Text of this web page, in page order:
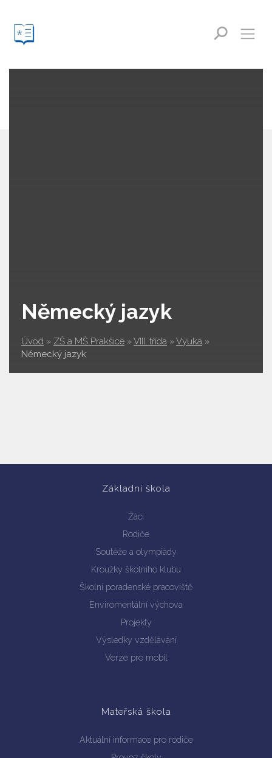
Vyhledávání na webu
Německý jazyk
Úvod » ZŠ a MŠ Prakšice »VIII. třída »Výuka »
Německý jazyk
Základní škola
Žáci
Rodiče
Soutěže a olympiády
Kroužky školního klubu
Školní poradenské pracoviště
Enviromentální výchova
Projekty
Výsledky vzdělávání
Verze pro mobil
Mateřská škola
Aktuální informace pro rodiče